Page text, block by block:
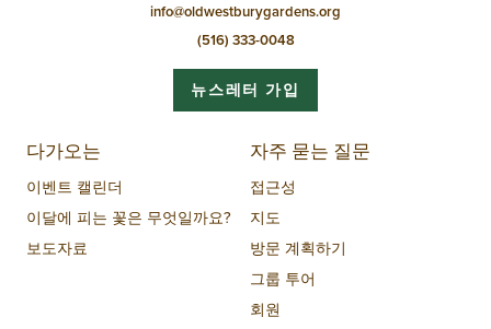
info@oldwestburygardens.org
(516) 333-0048
뉴스레터 가입
다가오는
이벤트 캘린더
이달에 피는 꽃은 무엇일까요?
보도자료
자주 묻는 질문
접근성
지도
방문 계획하기
그룹 투어
회원